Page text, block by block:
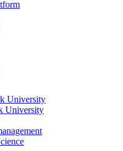
University
University